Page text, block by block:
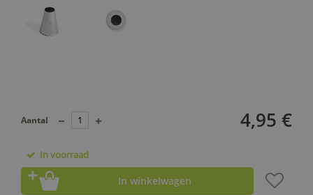
4,95 €
Aantal
In voorraad
In winkelwagen